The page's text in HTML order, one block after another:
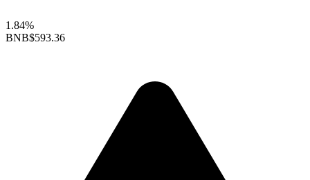
1.84%
BNB$593.36